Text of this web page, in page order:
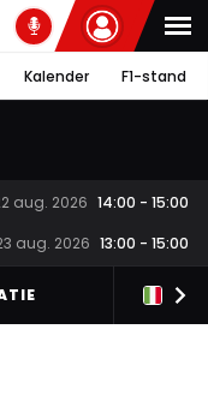
Kalender F1-stand
aug. 2026 14:00 - 15:00
aug. 2026 13:00 - 15:00